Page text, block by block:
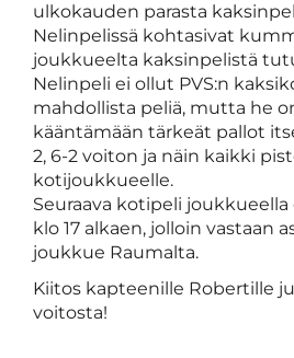
ulkokauden parasta
Nelinpelissä kohtasivat
joukkueelta kaksinpelistä
Nelinpeli ei ollut PVS:n
mahdollista peliä, mutta he
kääntämään tärkeät pallot
2, 6-2 voiton ja näin kaikki
kotijoukkueelle.
Seuraava kotipeli joukkueella
klo 17 alkaen, jolloin vastaan
joukkue Raumalta.
Kiitos kapteenille Robertille
voitosta!